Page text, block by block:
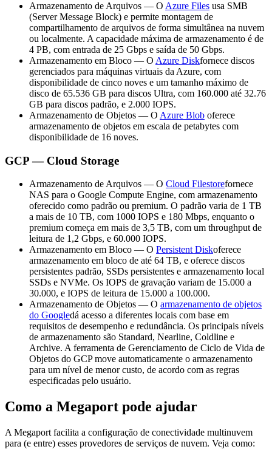
Armazenamento de Arquivos — O Azure Files usa SMB
(Server Message Block) e permite montagem de
compartilhamento de arquivos de forma simultânea na nuvem
ou localmente. A capacidade máxima de armazenamento é de
4 PB, com entrada de 25 Gbps e saída de 50 Gbps.
Armazenamento em Bloco — O Azure Diskfornece discos
gerenciados para máquinas virtuais da Azure, com
disponibilidade de cinco noves e um tamanho máximo de
disco de 65.536 GB para discos Ultra, com 160.000 até 32.76
GB para discos padrão, e 2.000 IOPS.
Armazenamento de Objetos — O Azure Blob oferece
armazenamento de objetos em escala de petabytes com
disponibilidade de 16 noves.
GCP — Cloud Storage
Armazenamento de Arquivos — O Cloud Filestorefornece
NAS para o Google Compute Engine, com armazenamento
oferecido como padrão ou premium. O padrão varia de 1 TB
a mais de 10 TB, com 1000 IOPS e 180 Mbps, enquanto o
premium começa em mais de 3,5 TB, com um throughput de
leitura de 1,2 Gbps, e 60.000 IOPS.
Armazenamento em Bloco — O Persistent Diskoferece
armazenamento em bloco de até 64 TB, e oferece discos
persistentes padrão, SSDs persistentes e armazenamento local
SSDs e NVMe. Os IOPS de gravação variam de 15.000 a
30.000, e IOPS de leitura de 15.000 a 100.000.
Armazenamento de Objetos — O armazenamento de objetos
do Googledá acesso a diferentes locais com base em
requisitos de desempenho e redundância. Os principais níveis
de armazenamento são Standard, Nearline, Coldline e
Archive. A ferramenta de Gerenciamento de Ciclo de Vida de
Objetos do GCP move automaticamente o armazenamento
para um nível de menor custo, de acordo com as regras
especificadas pelo usuário.
Como a Megaport pode ajudar
A Megaport facilita a configuração de conectividade multinuvem
para (e entre) esses provedores de serviços de nuvem. Veja como: